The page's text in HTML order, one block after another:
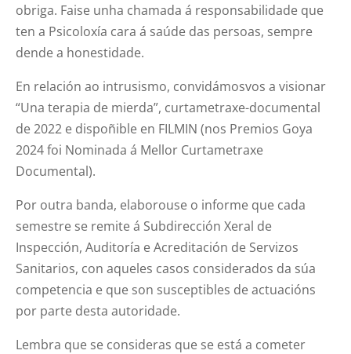
obriga. Faise unha chamada á responsabilidade que
ten a Psicoloxía cara á saúde das persoas, sempre
dende a honestidade.
En relación ao intrusismo, convidámosvos a visionar
“Una terapia de mierda”, curtametraxe-documental
de 2022 e dispoñible en FILMIN (nos Premios Goya
2024 foi Nominada á Mellor Curtametraxe
Documental).
Por outra banda, elaborouse o informe que cada
semestre se remite á Subdirección Xeral de
Inspección, Auditoría e Acreditación de Servizos
Sanitarios, con aqueles casos considerados da súa
competencia e que son susceptibles de actuacións
por parte desta autoridade.
Lembra que se consideras que se está a cometer